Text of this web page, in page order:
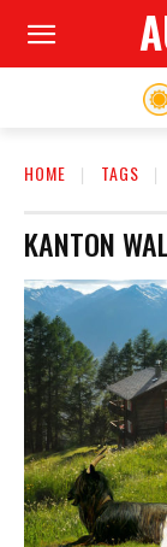
HOME TAGS
KANTON